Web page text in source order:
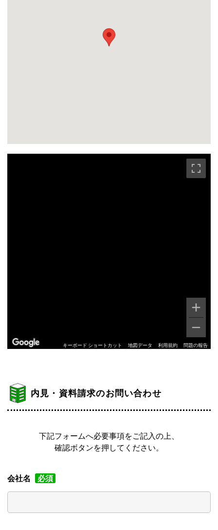
キーボード ショートカット 地図データ 利用規約 問題の報告
内見・資料請求のお問い合わせ
下記フォームへ必要事項をご記入の上、
確認ボタンを押してください。
会社名 必須